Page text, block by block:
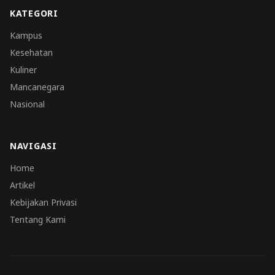
KATEGORI
Kampus
Kesehatan
Kuliner
Mancanegara
Nasional
NAVIGASI
Home
Artikel
Kebijakan Privasi
Tentang Kami